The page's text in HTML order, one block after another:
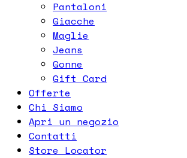
Pantaloni
Giacche
Maglie
Jeans
Gonne
Gift Card
Offerte
Chi Siamo
Apri un negozio
Contatti
Store Locator